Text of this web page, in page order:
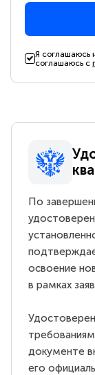
Я соглашаюсь
соглашаюсь с
По
освоение
в рамках
документе
его